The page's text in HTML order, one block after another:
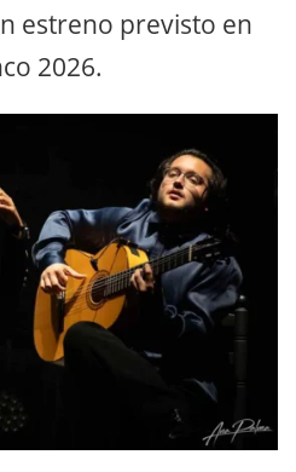
estreno previsto en
2026.